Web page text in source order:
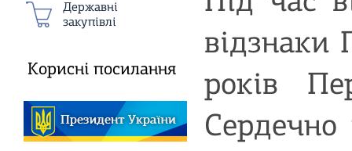
Державні
закупівлі
Корисні посилання
відзнаки
років
Сердечно